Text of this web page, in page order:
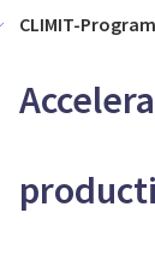
CLIMIT-